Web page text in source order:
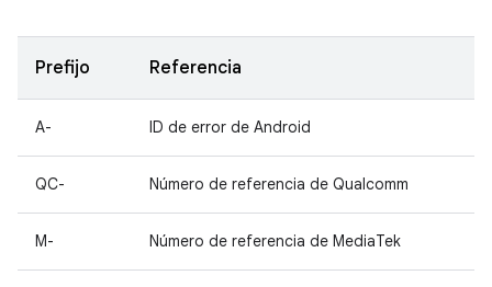
Prefijo Referencia
A- ID de error de Android
QC- Número de referencia de Qualcomm
M- Número de referencia de MediaTek